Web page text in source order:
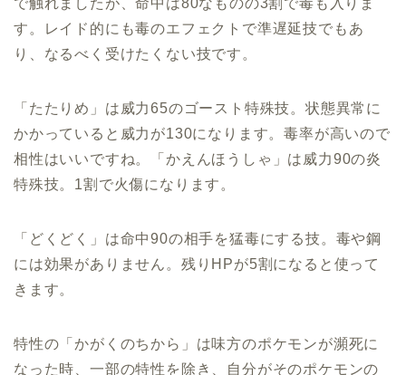
で触れましたが、命中は80なものの3割で毒も入りま
す。レイド的にも毒のエフェクトで準遅延技でもあ
り、なるべく受けたくない技です。
「たたりめ」は威力65のゴースト特殊技。状態異常に
かかっていると威力が130になります。毒率が高いので
相性はいいですね。「かえんほうしゃ」は威力90の炎
特殊技。1割で火傷になります。
「どくどく」は命中90の相手を猛毒にする技。毒や鋼
には効果がありません。残りHPが5割になると使って
きます。
特性の「かがくのちから」は味方のポケモンが瀕死に
なった時、一部の特性を除き、自分がそのポケモンの